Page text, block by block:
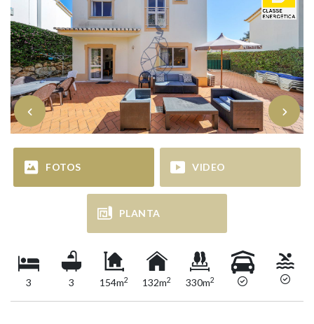
FOTOS VIDEO
PLANTA
3 3 154m2 132m2 330m2